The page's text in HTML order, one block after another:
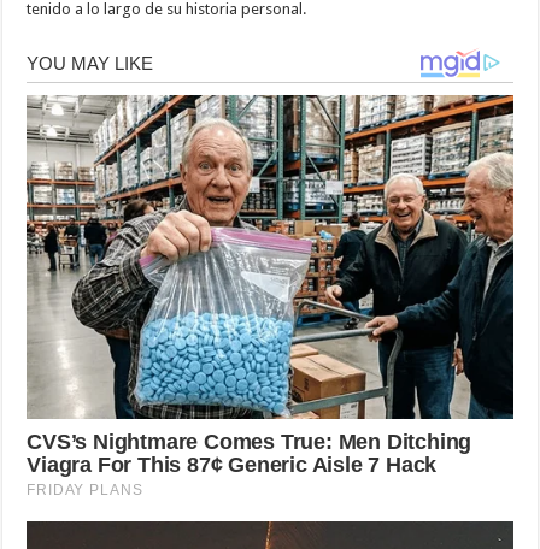
tenido a lo largo de su historia personal.